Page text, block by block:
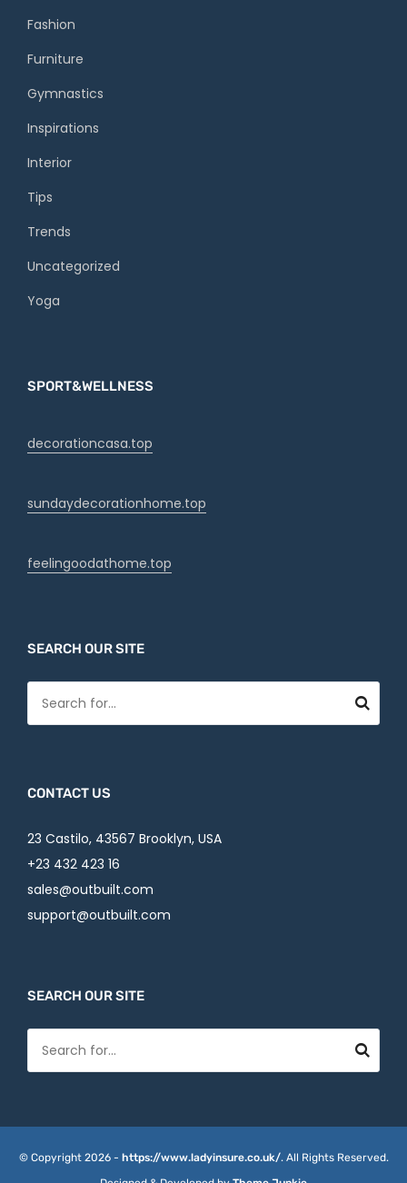
Fashion
Furniture
Gymnastics
Inspirations
Interior
Tips
Trends
Uncategorized
Yoga
SPORT&WELLNESS
decorationcasa.top
sundaydecorationhome.top
feelingoodathome.top
SEARCH OUR SITE
CONTACT US
23 Castilo, 43567 Brooklyn, USA
+23 432 423 16
sales@outbuilt.com
support@outbuilt.com
SEARCH OUR SITE
© Copyright 2026 - https://www.ladyinsure.co.uk/. All Rights Reserved.